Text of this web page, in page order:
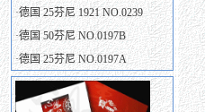
·德国 25芬尼 1921 NO.0239
·德国 50芬尼 NO.0197B
·德国 25芬尼 NO.0197A